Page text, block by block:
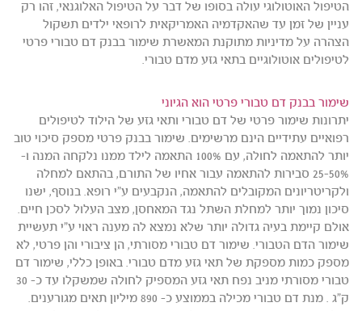
הטיפול האוטולוגי עולה בסופו של דבר על הטיפול האלוגנאי, זהו רק
עניין של זמן עד שהאקדמיה האמריקאית לרופאי ילדים תשקול
הצהרה על מדיניות מתוקנת המאשרת שימור בבנק דם טבורי פרטי
לטיפולים אוטולוגיים בתאי גזע מדם טבורי.
שימור בבנק דם טבורי פרטי הוא הגיוני
יתרונות שימור פרטי של דם טבורי ותאי גזע של הילוד לטיפולים
רפואיים עתידיים הינם מרשימים. שימור בבנק פרטי מספק סיכוי טוב
יותר להתאמה לחולה, עם 100% התאמה לילד ממנו נלקחה המנה ו-
25-50% סבירות להתאמה עבור אחיו של התורם, בהתאם למחלה
ולקריטריונים המקובלים להתאמה, הנקבעים ע"י רופא. בנוסף, ישנו
סיכון נמוך יותר למחלת השתל נגד המאחסן, מצב העלול לסכן חיים.
אולם קיימת בעיה גדולה יותר שלא נמצא לה מענה ראוי ע"י תעשיית
שימור הדם הטבורי. שימור דם טבורי מסורתי, הן ציבורי והן פרטי, לא
מספק כמות מספקת של תאי גזע מדם טבורי. באופן כללי, שימור דם
טבורי מסורתי מניב נפח תאי גזע המספיק לחולה שמשקלו עד כ- 30
ק"ג . מנת דם טבורי מכילה בממוצע כ- 890 מיליון תאים מגורענים.